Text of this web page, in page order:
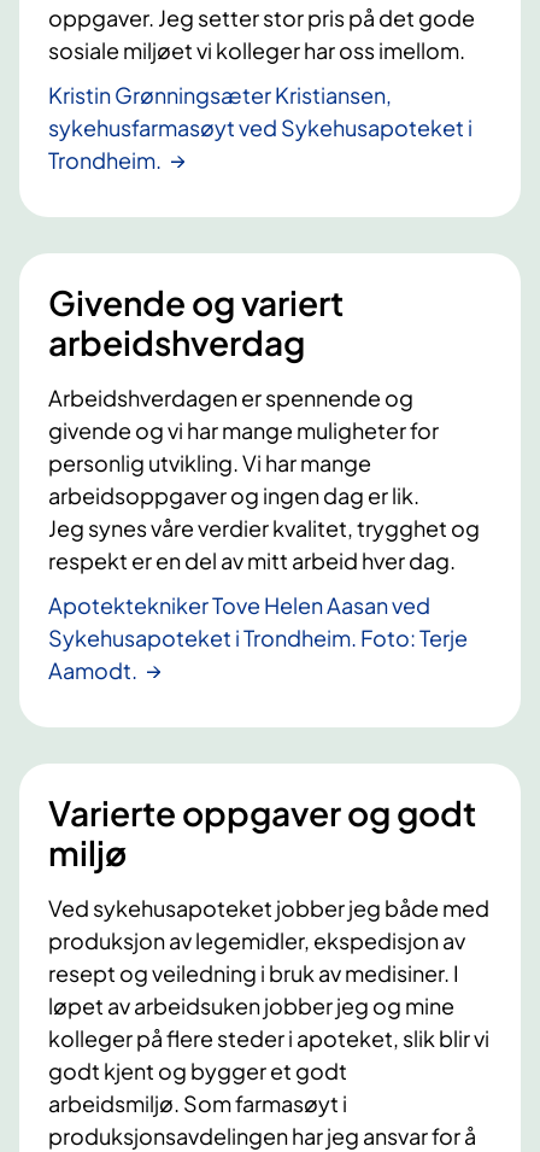
oppgaver. Jeg setter stor pris på det gode
sosiale miljøet vi kolleger har oss imellom.
Kristin Grønningsæter Kristiansen,
sykehusfarmasøyt ved Sykehusapoteket i
Trondheim.
Givende og variert
arbeidshverdag
Arbeidshverdagen er spennende og
givende og vi har mange muligheter for
personlig utvikling. Vi har mange
arbeidsoppgaver og ingen dag er lik.
Jeg synes våre verdier kvalitet, trygghet og
respekt er en del av mitt arbeid hver dag.
Apotektekniker Tove Helen Aasan ved
Sykehusapoteket i Trondheim. Foto: Terje
Aamodt.
Varierte oppgaver og godt
miljø
Ved sykehusapoteket jobber jeg både med
produksjon av legemidler, ekspedisjon av
resept og veiledning i bruk av medisiner. I
løpet av arbeidsuken jobber jeg og mine
kolleger på flere steder i apoteket, slik blir vi
godt kjent og bygger et godt
arbeidsmiljø. Som farmasøyt i
produksjonsavdelingen har jeg ansvar for å